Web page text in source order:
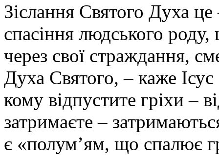
Зіслання Святого Духа це
спасіння людського
через свої страждання,
Духа Святого, – каже
кому відпустите гріхи –
затримаєте –
є «полум’ям, що спалює